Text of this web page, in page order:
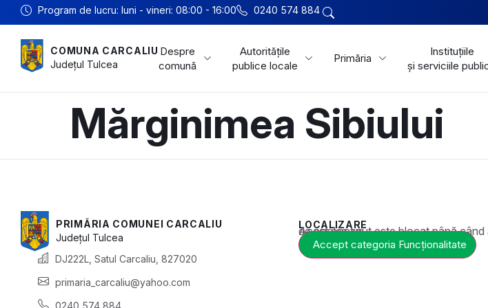
Program de lucru: luni - vineri: 08:00 - 16:00 0240 574 884
COMUNA CARCALIU
Județul Tulcea
Despre
comună
Autoritățile
publice locale
Primăria
Instituțiile
și serviciile
Mărginimea Sibiului
PRIMĂRIA COMUNEI CARCALIU
Județul Tulcea
DJ222L, Satul Carcaliu, 827020
primaria_carcaliu@yahoo.com
0240 574 884
LOCALIZARE
Acest conținut este blocat până când acceptați categoria corespunzătoare de cookie-uri.
Accept categoria Funcționalitate